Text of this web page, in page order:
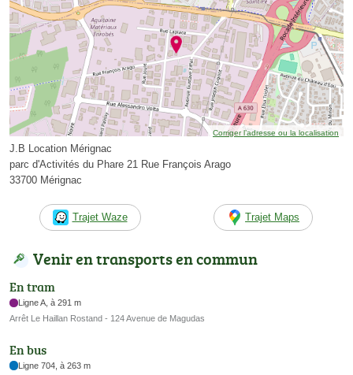
Corriger l’adresse ou la localisation
J.B Location Mérignac
parc d'Activités du Phare 21 Rue François Arago
33700 Mérignac
Trajet Waze Trajet Maps
Venir en transports en commun
En tram
Ligne A, à 291 m
Arrêt Le Haillan Rostand - 124 Avenue de Magudas
En bus
Ligne 704, à 263 m